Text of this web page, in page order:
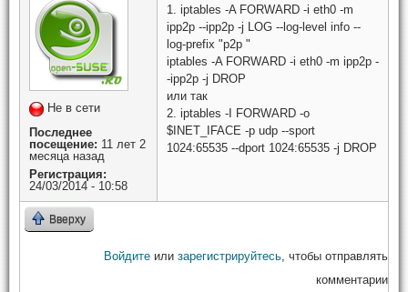
Не в сети
Последнее
посещение: 11 лет 2
месяца назад
Регистрация:
24/03/2014 - 10:58
1. iptables -A FORWARD -i eth0 -m
ipp2p --ipp2p -j LOG --log-level info --
log-prefix "p2p "
iptables -A FORWARD -i eth0 -m ipp2p -
-ipp2p -j DROP
или так
2. iptables -I FORWARD -o
$INET_IFACE -p udp --sport
1024:65535 --dport 1024:65535 -j DROP
Вверху
Войдите или зарегистрируйтесь, чтобы отправлять
комментарии